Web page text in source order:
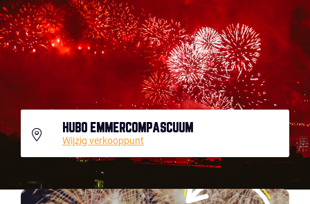
HUBO EMMERCOMPASCUUM
Wijzig verkooppunt